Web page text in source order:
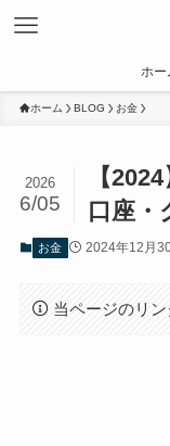
ホー
ホーム BLOG お金
【
口座・
2026
6/05
お金 2024年12月
当ページのリン